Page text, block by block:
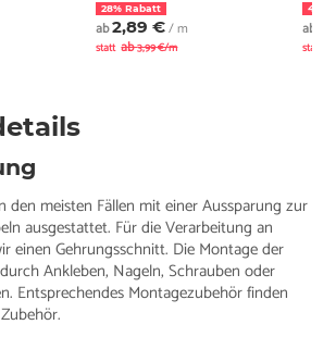
28% Rabatt
ab2,89 €/ m
statt ab3,99 €/m
43%
ab
statt
den meisten Fällen mit einer Aussparung zur
ausgestattet. Für die Verarbeitung an
einen Gehrungsschnitt. Die Montage der
Ankleben, Nageln, Schrauben oder
Entsprechendes Montagezubehör finden